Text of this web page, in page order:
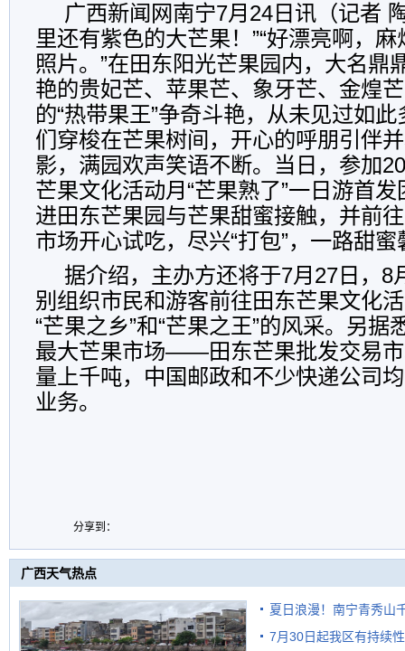
广西新闻网南宁7月24日讯（记者
里还有紫色的大芒果！”“好漂亮啊，
照片。”在田东阳光芒果园内，大名鼎
艳的贵妃芒、苹果芒、象牙芒、金煌
的“热带果王”争奇斗艳，从未见过如
们穿梭在芒果树间，开心的呼朋引伴
影，满园欢声笑语不断。当日，参加
芒果文化活动月“芒果熟了”一日游首
进田东芒果园与芒果甜蜜接触，并前
市场开心试吃，尽兴“打包”，一路甜蜜
据介绍，主办方还将于7月27日，8
别组织市民和游客前往田东芒果文化
“芒果之乡”和“芒果之王”的风采。另据
最大芒果市场——田东芒果批发交易
量上千吨，中国邮政和不少快递公司
业务。
分享到：
广西天气热点
夏日浪漫！南宁青秀山
7月30日起我区有持续